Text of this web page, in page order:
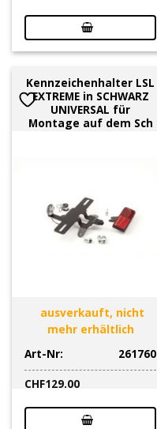
Kennzeichenhalter LSL
EXTREME in SCHWARZ
UNIVERSAL für
Montage auf dem Sch
ausverkauft, nicht
mehr erhältlich
Art-Nr:
261760
CHF129.00